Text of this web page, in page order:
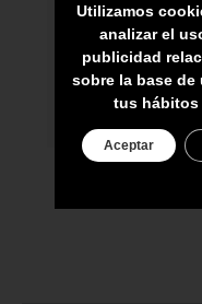
ENVÍO A
PRECIO
Utilizamos
analizar el
publicidad
sobre la base
tus hábitos
Aceptar